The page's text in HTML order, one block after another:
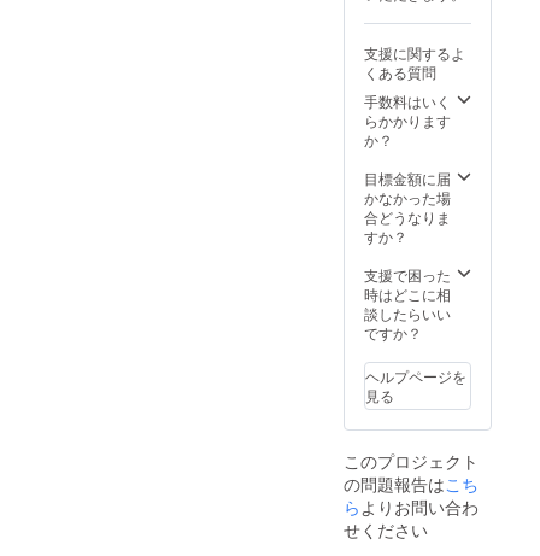
引対象
外、他
ンとの
併用は
前は備
考欄に
ご記入
くださ
い。 ※2
公式ス
トア
まで
に、
CAMPF
セー
ジ」で
優先招
待URL
ポン
をお送
りしま
す。
クーポ
ンは
3,000円
以上の
（ニッ
クネー
ム可）
を刻印
したオ
リジナ
ルデザ
ルバッ
ジを、
RINGO
サイト
内に
「ブラ
ンド創
バー」
として
掲載し
ます。
のお名
前は備
考欄に
ご記入
支援特
リジナ
ルCF限
定ス
テッ
ジェク
ト開始3
日以内
定 ※1 支
援者様
のお名
前
クネー
ム可）
を刻印
したオ
ルデザ
インの
デジタ
ルバッ
ジを、
ジ・一
等） ・
公式HP
への
バッジ
掲載
・
25%OF
Fクーポ
ン × 3枚
・ECサ
イト プ
レオー
プン優
（※2）
【早期
支援特
典】オ
ルCF限
定ス
テッ
カー：
プロ
支援に関するよ
くある質問
手数料はいく
らかかります
か？
目標金額に届
かなかった場
合どうなりま
すか？
支援で困った
時はどこに相
談したらいい
ですか？
ヘルプページを
見る
このプロジェクト
の問題報告はこち
らよりお問い合わ
せください